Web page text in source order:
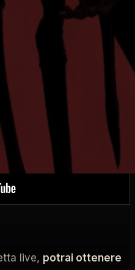
di
accesso
IV, a seguire dal
Beta sarà aperta a
live, potrai ottenere